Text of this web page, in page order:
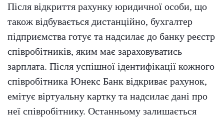
Після відкриття рахунку юридичної особи, що
також відбувається дистанційно, бухгалтер
підприємства готує та надсилає до банку реєстр
співробітників, яким має зараховуватись
зарплата. Після успішної ідентифікації кожного
співробітника Юнекс Банк відкриває рахунок,
емітує віртуальну картку та надсилає дані про
неї співробітнику. Останньому залишається